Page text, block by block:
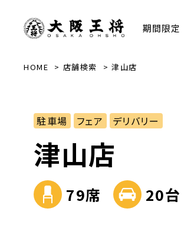
期間限定
HOME 店舗検索 津山店
駐車場 フェア デリバリー
津山店
79席 20台